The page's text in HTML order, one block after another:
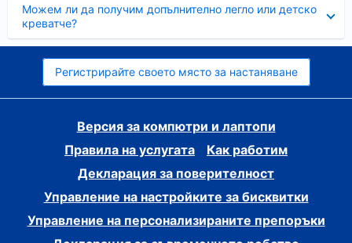
Можем ли да получим допълнително легло или детско
креватче?
Регистрирайте своето място за настаняване
Версия за компютри и лаптопи
Правила на услугата
Как работим
Декларация за поверителност
Управление на настройките за бисквитки
Управление на персонализираните препоръки